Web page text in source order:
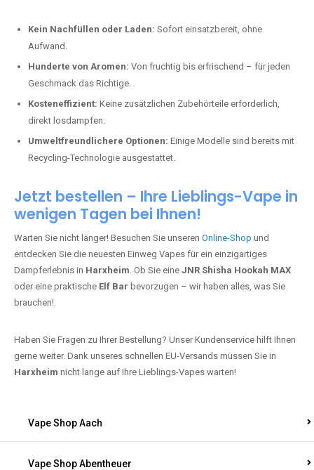
Kein Nachfüllen oder Laden: Sofort einsatzbereit, ohne
Aufwand.
Hunderte von Aromen: Von fruchtig bis erfrischend – für jeden
Geschmack das Richtige.
Kosteneffizient: Keine zusätzlichen Zubehörteile erforderlich,
direkt losdampfen.
Umweltfreundlichere Optionen: Einige Modelle sind bereits mit
Recycling-Technologie ausgestattet.
Jetzt bestellen – Ihre Lieblings-Vape in
wenigen Tagen bei Ihnen!
Warten Sie nicht länger! Besuchen Sie unseren Online-Shop und
entdecken Sie die neuesten Einweg Vapes für ein einzigartiges
Dampferlebnis in Harxheim. Ob Sie eine JNR Shisha Hookah MAX
oder eine praktische Elf Bar bevorzugen – wir haben alles, was Sie
brauchen!
Haben Sie Fragen zu Ihrer Bestellung? Unser Kundenservice hilft Ihnen
gerne weiter. Dank unseres schnellen EU-Versands müssen Sie in
Harxheim nicht lange auf Ihre Lieblings-Vapes warten!
Vape Shop Aach
Vape Shop Abentheuer